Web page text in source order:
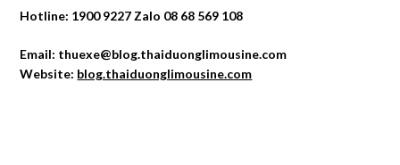
Hotline: 1900 9227 Zalo 08 68 569 108
Email: thuexe@blog.thaiduonglimousine.com
Website: blog.thaiduonglimousine.com